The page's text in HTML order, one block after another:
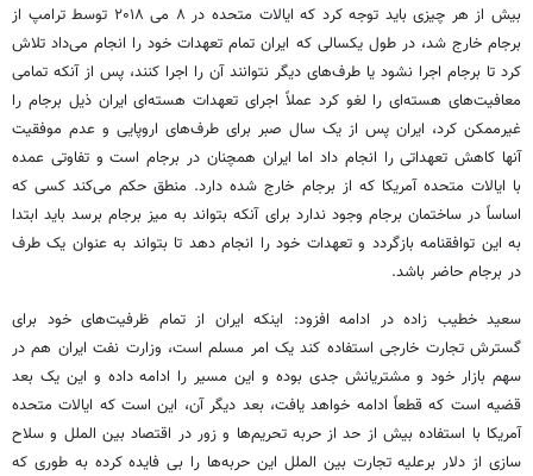
بیش از هر چیزی باید توجه کرد که ایالات متحده در ۸ می ۲۰۱۸ توسط ترامپ از
برجام خارج شد، در طول یکسالی که ایران تمام تعهدات خود را انجام می‌داد تلاش
کرد تا برجام اجرا نشود یا طرف‌های دیگر نتوانند آن را اجرا کنند، پس از آنکه تمامی
معافیت‌های هسته‌ای را لغو کرد عملاً اجرای تعهدات هسته‌ای ایران ذیل برجام را
غیرممکن کرد، ایران پس از یک سال صبر برای طرف‌های اروپایی و عدم موفقیت
آنها کاهش تعهداتی را انجام داد اما ایران همچنان در برجام است و تفاوتی عمده
با ایالات متحده آمریکا که از برجام خارج شده دارد. منطق حکم می‌کند کسی که
اساساً در ساختمان برجام وجود ندارد برای آنکه بتواند به میز برجام برسد باید ابتدا
به این توافقنامه بازگردد و تعهدات خود را انجام دهد تا بتواند به عنوان یک طرف
در برجام حاضر باشد.
سعید خطیب زاده در ادامه افزود: اینکه ایران از تمام ظرفیت‌های خود برای
گسترش تجارت خارجی استفاده کند یک امر مسلم است، وزارت نفت ایران هم در
سهم بازار خود و مشتریانش جدی بوده و این مسیر را ادامه داده و این یک بعد
قضیه است که قطعاً ادامه خواهد یافت، بعد دیگر آن، این است که ایالات متحده
آمریکا با استفاده بیش از حد از حربه تحریم‌ها و زور در اقتصاد بین الملل و سلاح
سازی از دلار برعلیه تجارت بین الملل این حربه‌ها را بی فایده کرده به طوری که